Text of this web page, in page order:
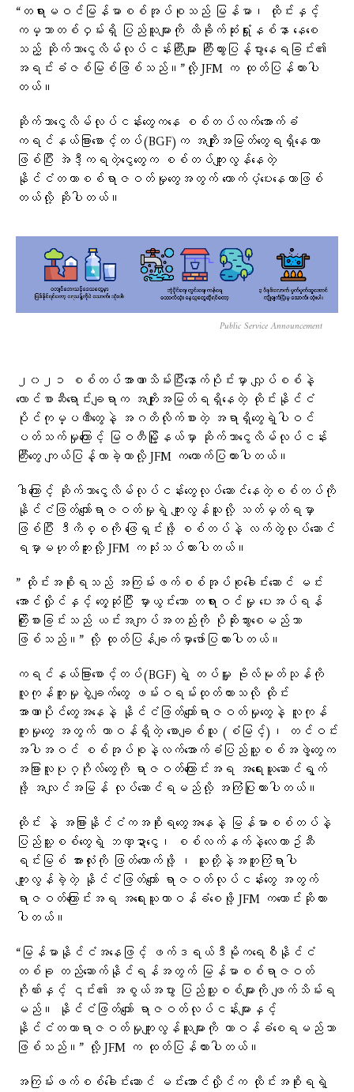
“တရားမဝင်မြန်မာစစ်အုပ်စုသည် မြန်မာ၊ ထိုင်းနှင့်
ကမ္ဘာတစ်ဝှမ်းရှိ ပြည်သူများကို ထိခိုက်ဆုံးရှုံးနစ်နာ နေစေ
သည့် ဆိုက်ဘာငွေလိမ်လုပ်ငန်းကြီးများ ကြီးထွားပြန့်ပွားနေရခြင်း၏
အရင်းခံဇစ်မြစ်ဖြစ်သည်။”လို့ JFM က ထုတ်ပြန်ထားပါ
တယ်။
ဆိုက်ဘာငွေလိမ်လုပ်ငန်းတွေကနေ စစ်တပ်လက်အောက်ခံ
ကရင်နယ်ခြားစောင့်တပ်(BGF)က အကျိုးအမြတ်တွေရရှိနေတာ
ဖြစ်ပြီး အဲဒီ့ကရတဲ့ငွေတွေက စစ်တပ်ကျူးလွန်နေတဲ့
နိုင်ငံတကာစစ်ရာဇဝတ်မှုတွေအတွက် ထောက်ပံ့ပေးနေတာဖြစ်
တယ်လို့ ဆိုပါတယ်။
Public Service Announcement
၂၀၂၁ စစ်တပ်အာဏာသိမ်းပြီးနောက်ပိုင်းမှာ လျှပ်စစ်နဲ့
လောင်စာဆီရောင်းချရာက အကျိုးအမြတ်ရရှိနေတဲ့ ထိုင်းနိုင်ငံ
ပိုင်ကုမ္ပဏီတွေနဲ့ အဂတိလိုက်စားတဲ့ အရာရှိ‌တွေရဲ့ပါဝင်
ပတ်သက်မှုကြောင့် မြဝတီမြို့နယ်မှာ ဆိုက်ဘာငွေလိမ်လုပ်ငန်း
ကြီးတွေ ကျယ်ပြန့်လာခဲ့တာလို့ JFM ကထောက်ပြထားပါတယ်။
ဒါကြောင့် ဆိုက်ဘာငွေလိမ်လုပ်ငန်းတွေလုပ်ဆောင်နေတဲ့စစ်တပ်ကို
နိုင်ငံဖြတ်ကျော်ရာဇဝတ်မှုရဲ့ ကျူးလွန်သူလို့ သတ်မှတ်ရမှာ
ဖြစ်ပြီး ဒီကိစ္စကို ဖြေရှင်းဖို့ စစ်တပ်နဲ့ လက်တွဲလုပ်ဆောင်
ရမှာမဟုတ်ဘူးလို့ JFM ကသုံးသပ်ထားပါတယ်။
” ထိုင်းအစိုးရသည် အကြမ်းဖက်စစ်အုပ်စုခေါင်းဆောင် မင်း
အောင်လှိုင်နှင့် တွေ့ဆုံပြီး မှားယွင်းသော တရားဝင်မှု ပေးအပ်ရန်
ကြိုးစားခြင်းသည် ယင်းအကျပ်အတည်းကို ပိုဆိုးသွားစေမည်သာ
ဖြစ်သည်။” လို့ ထုတ်ပြန်ချက်မှာဖော်ပြထားပါတယ်။
ကရင်နယ်ခြားစောင့်တပ်(BGF)ရဲ့ တပ်မှူး ဗိုလ်မုတ်သုန်ကို
လူကုန်ကူးမှုစွဲချက်တွေ ဖမ်းဝရမ်းထုတ်ထားသလို ထိုင်း
အာဏာပိုင်တွေအနေနဲ့ နိုင်ငံဖြတ်ကျော်ရာဇဝတ်မှုတွေနဲ့ လူကုန်
ကူးမှု‌တွေ အတွက် တာဝန်ရှိတဲ့ စောချစ်သူ (စံမြင့်)၊ တင်ဝင်း
အပါအဝင် စစ်အုပ်စုနဲ့လက်အောက်ခံပြည်သူ့စစ်အဖွဲ့တွေက
အခြားလူပုဂ္ဂိုလ်တွေကို ရာဇဝတ်ကြောင်းအရ အရေးယူဆောင်ရွက်
ဖို့ အလျင်အမြန် လုပ်ဆောင်ရမည်လို့ အကြံပြုထားပါတယ်။
ထိုင်း နဲ့ အခြားနိုင်ငံကအစိုးရတွေအနေနဲ့ မြန်မာစစ်တပ်နဲ့
ပြည်သူ့စစ်တွေရဲ့ ဘဏ္ဍာငွေ၊ စစ်လက်နက်နဲ့လေယာဥ်ဆီ
ရင်းမြစ် အားလုံးကို ဖြတ်တောက်ဖို့ ၊ သူတို့နဲ့အတူကြံရာပါ
ကျူးလွန်ခဲ့တဲ့ နိုင်ငံဖြတ်ကျော် ရာဇဝတ်လုပ်ငန်းတွေ အတွက်
ရာဇဝတ်ကြောင်းအရ အရေးယူတာဝန်ခံစေဖို့ JFM ကတောင်းဆိုထား
ပါတယ်။
“မြန်မာနိုင်ငံအနေဖြင့် ဖက်ဒရယ်ဒီမိုကရေစီနိုင်ငံ
တစ်ခု တည်ဆောက်နိုင်ရန်အတွက် မြန်မာစစ်ရာဇဝတ်
ဂိုဏ်းနှင့် ၎င်း၏ အစွယ်အပွား ပြည်သူ့စစ်များကို ဖျက်သိမ်းရ
မည်။ နိုင်ငံဖြတ်ကျော် ရာဇဝတ်လုပ်ငန်းများနှင့်
နိုင်ငံတကာရာဇဝတ်မှုကျူးလွန်သူများကို တာဝန်ခံစေရမည်သာ
ဖြစ်သည်။” လို့ JFM က ထုတ်ပြန်ထားပါတယ်။
အကြမ်းဖက်စစ်ခေါင်းဆောင် မင်းအောင်လှိုင်က ထိုင်းအစိုးရရဲ့